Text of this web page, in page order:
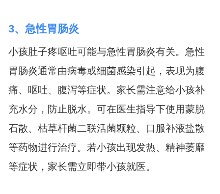
3、急性胃肠炎
小孩肚子疼呕吐可能与急性胃肠炎有关。急性
胃肠炎通常由病毒或细菌感染引起，表现为腹
痛、呕吐、腹泻等症状。家长需注意给小孩补
充水分，防止脱水。可在医生指导下使用蒙脱
石散、枯草杆菌二联活菌颗粒、口服补液盐散
等药物进行治疗。若小孩出现发热、精神萎靡
等症状，家长需立即带小孩就医。